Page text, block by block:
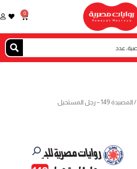
0
Cart
/ المصيدة 149 – رجل المستحيل